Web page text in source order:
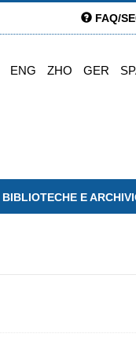
FAQ/
ENG ZHO GER
BIBLIOTECHE E